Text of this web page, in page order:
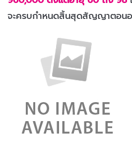
จะครบกำหนดสิ้นสุดสัญญาตอน